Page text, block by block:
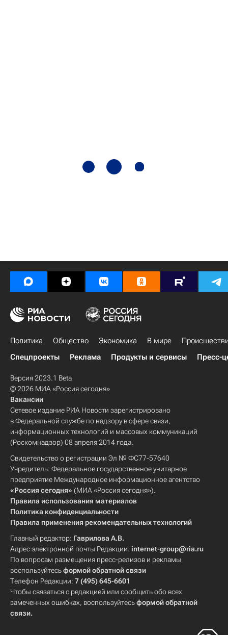
Политика Общество Экономика В мире
Спецпроекты
Реклама Продукты и сервисы Пресс-
Версия 2023.1 Beta
© 2026 МИА «Россия сегодня»
Вакансии
Сетевое издание РИА Новости зарегистрировано
в Федеральной службе по надзору в сфере связи,
информационных технологий и массовых коммуникаций
(Роскомнадзор) 08 апреля 2014 года.
Свидетельство о регистрации Эл № ФС77-57640
Учредитель: Федеральное государственное унитарное
предприятие Международное информационное агентство
«Россия сегодня» (МИА «Россия сегодня»).
Правила использования материалов
Политика конфиденциальности
Правила применения рекомендательных технологий
Главный редактор: Гаврилова А.В.
Адрес электронной почты Редакции: internet-group@ria.ru
По вопросам размещения пресс-релизов и рекламы
воспользуйтесьформой обратной связи
Телефон Редакции: 7 (495) 645-6601
Чтобы связаться с редакцией или сообщить обо всех
замеченных ошибках, воспользуйтесьформой обратной
связи.